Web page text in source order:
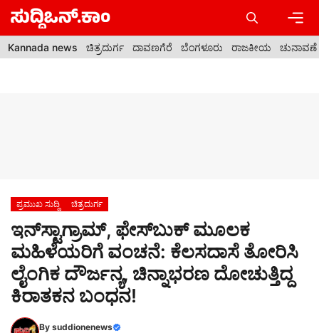
Skip
content
Kannada news ಚಿತ್ರದುರ್ಗ ದಾವಣಗೆರೆ ಬೆಂಗಳೂರು ರಾಜಕೀಯ ಚುನಾವಣೆ
ಪ್ರಮುಖ ಸುದ್ದಿ ಚಿತ್ರದುರ್ಗ
ಇನ್‌ಸ್ಟಾಗ್ರಾಮ್, ಫೇಸ್‌ಬುಕ್ ಮೂಲಕ
ಮಹಿಳೆಯರಿಗೆ ವಂಚನೆ: ಕೆಲಸದಾಸೆ ತೋರಿಸಿ
ಲೈಂಗಿಕ ದೌರ್ಜನ್ಯ, ಚಿನ್ನಾಭರಣ ದೋಚುತ್ತಿದ್ದ
ಕಿರಾತಕನ ಬಂಧನ!
By suddionenews